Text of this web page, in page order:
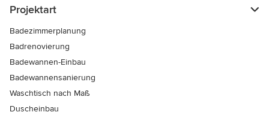
Projektart
Badezimmerplanung
Badrenovierung
Badewannen-Einbau
Badewannensanierung
Waschtisch nach Maß
Duscheinbau